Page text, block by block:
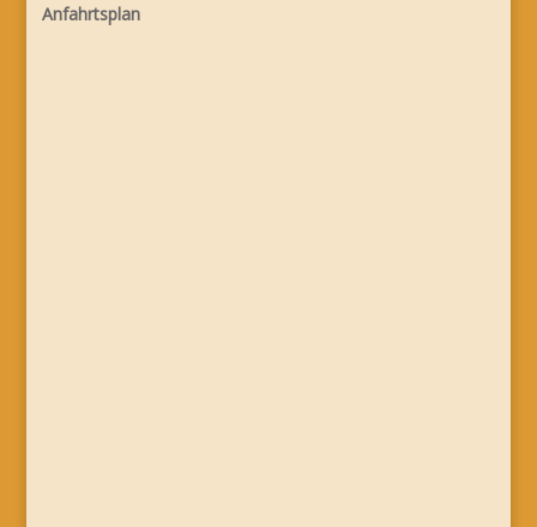
Anfahrtsplan